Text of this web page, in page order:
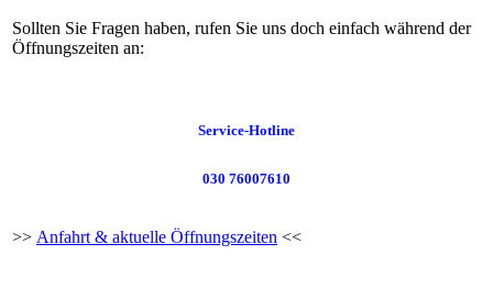
Sollten Sie Fragen haben, rufen Sie uns doch einfach während der
Öffnungszeiten an:
Service-Hotline
030 76007610
>> Anfahrt & aktuelle Öffnungszeiten <<